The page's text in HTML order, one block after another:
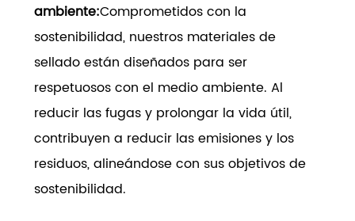
ambiente:Comprometidos con la
sostenibilidad, nuestros materiales de
sellado están diseñados para ser
respetuosos con el medio ambiente. Al
reducir las fugas y prolongar la vida útil,
contribuyen a reducir las emisiones y los
residuos, alineándose con sus objetivos de
sostenibilidad.